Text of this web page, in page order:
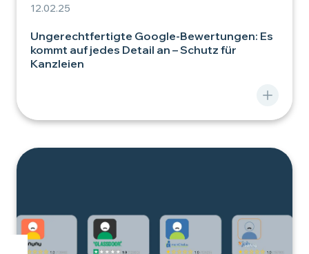
12.02.25
Ungerechtfertigte Google-Bewertungen: Es
kommt auf jedes Detail an – Schutz für
Kanzleien